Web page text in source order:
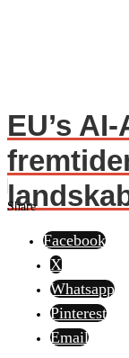
EU’s
Share
Facebook
X
Whatsapp
Pinterest
Email